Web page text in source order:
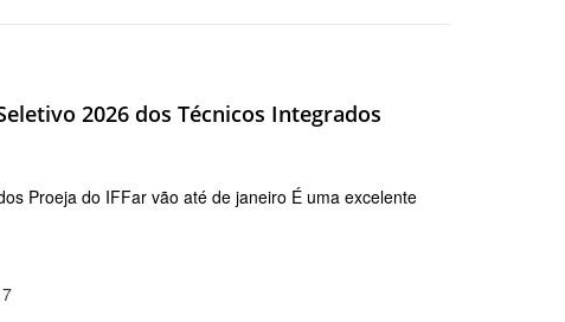
2026 dos Técnicos Integrados
Proeja do IFFar vão até de janeiro É uma excelente